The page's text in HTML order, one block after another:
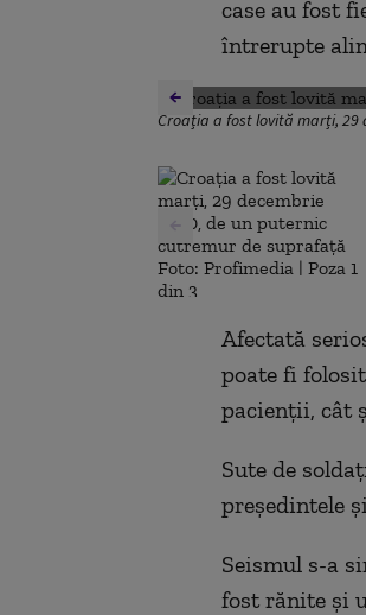
case au fost
întrerupte
Croația a fost lovită marți, 29
Afectată
poate fi
pacienții, cât
Sute de
președintele
Seismul s-a
fost rănite şi